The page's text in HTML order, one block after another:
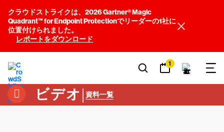
クラウドストライクは、2026 Gartner® Magic
Quadrant™ for Endpoint Protectionでリーダーの1社に
位置付けられました。
レポートをダウンロード
1
ビデオ| 資料一覧